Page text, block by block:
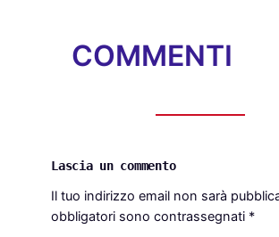
COMMENTI
Lascia un commento
Il tuo indirizzo email non sarà
obbligatori sono contrassegnati *